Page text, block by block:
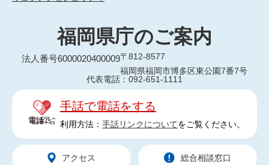
福岡県庁のご案内
法人番号6000020400009〒812-8577
福岡県福岡市博多区東公園7番7号
代表電話：092-651-1111
手話で電話をする
利用方法： 手話リンクについてをご覧ください。
アクセス 総合相談窓口